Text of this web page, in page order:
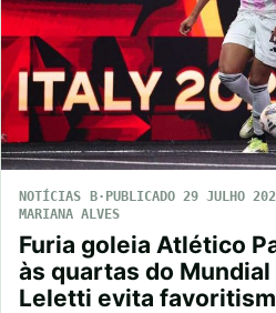
NOTÍCIAS PUBLICADO 29 JULHO
MARIANA ALVES
Furia goleia Atlético
às quartas do
Leletti evita